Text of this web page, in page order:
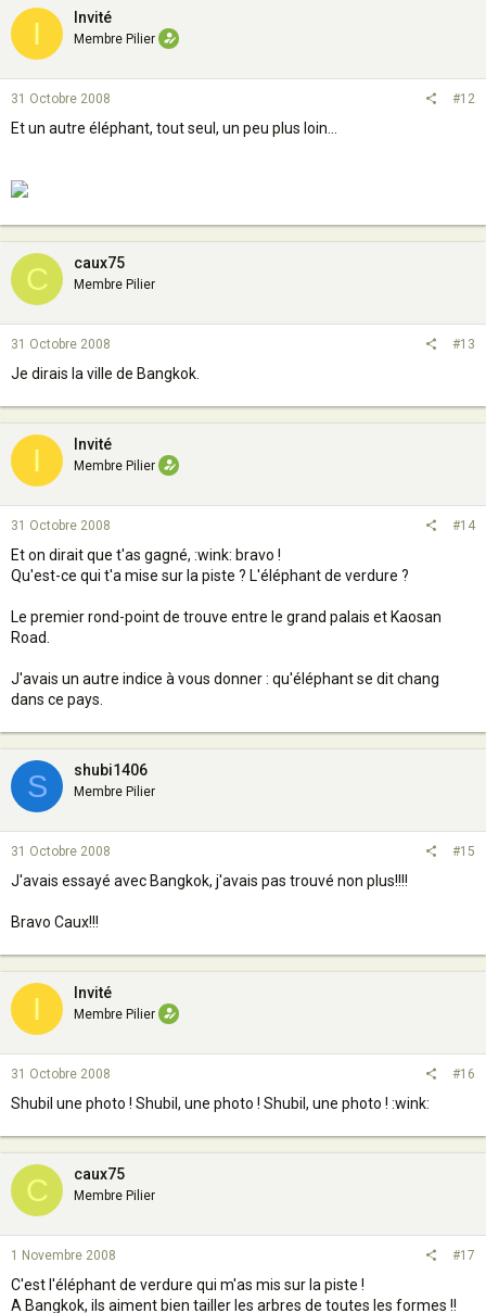
I Invité
Membre Pilier
31 Octobre 2008 #12
Et un autre éléphant, tout seul, un peu plus loin...
C caux75
Membre Pilier
31 Octobre 2008 #13
Je dirais la ville de Bangkok.
I Invité
Membre Pilier
31 Octobre 2008 #14
Et on dirait que t'as gagné, :wink: bravo !
Qu'est-ce qui t'a mise sur la piste ? L'éléphant de verdure ?
Le premier rond-point de trouve entre le grand palais et Kaosan
Road.
J'avais un autre indice à vous donner : qu'éléphant se dit chang
dans ce pays.
S shubi1406
Membre Pilier
31 Octobre 2008 #15
J'avais essayé avec Bangkok, j'avais pas trouvé non plus!!!!
Bravo Caux!!!
I Invité
Membre Pilier
31 Octobre 2008 #16
Shubil une photo ! Shubil, une photo ! Shubil, une photo ! :wink:
C caux75
Membre Pilier
1 Novembre 2008 #17
C'est l'éléphant de verdure qui m'as mis sur la piste !
A Bangkok, ils aiment bien tailler les arbres de toutes les formes !!